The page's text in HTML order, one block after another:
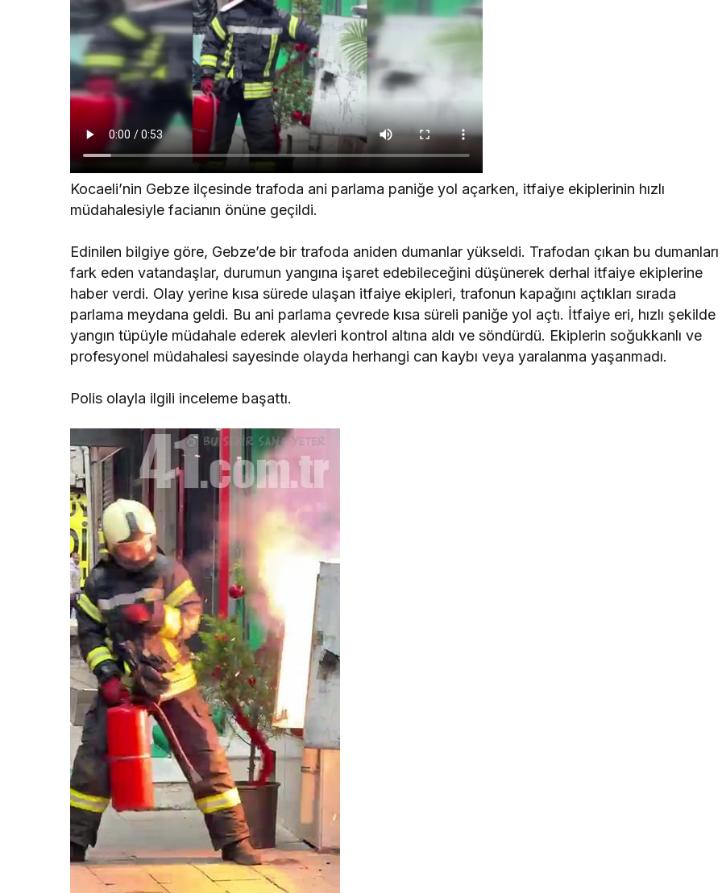
Kocaeli’nin Gebze ilçesinde trafoda ani parlama paniğe yol açarken, itfaiye ekiplerinin hızlı
müdahalesiyle facianın önüne geçildi.
Edinilen bilgiye göre, Gebze’de bir trafoda aniden dumanlar yükseldi. Trafodan çıkan bu dumanları
fark eden vatandaşlar, durumun yangına işaret edebileceğini düşünerek derhal itfaiye ekiplerine
haber verdi. Olay yerine kısa sürede ulaşan itfaiye ekipleri, trafonun kapağını açtıkları sırada
parlama meydana geldi. Bu ani parlama çevrede kısa süreli paniğe yol açtı. İtfaiye eri, hızlı şekilde
yangın tüpüyle müdahale ederek alevleri kontrol altına aldı ve söndürdü. Ekiplerin soğukkanlı ve
profesyonel müdahalesi sayesinde olayda herhangi can kaybı veya yaralanma yaşanmadı.
Polis olayla ilgili inceleme başattı.